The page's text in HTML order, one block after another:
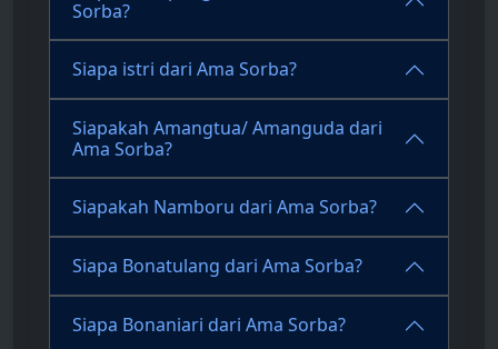
Sorba?
Siapa istri dari Ama Sorba?
Siapakah Amangtua/ Amanguda dari
Ama Sorba?
Siapakah Namboru dari Ama Sorba?
Siapa Bonatulang dari Ama Sorba?
Siapa Bonaniari dari Ama Sorba?